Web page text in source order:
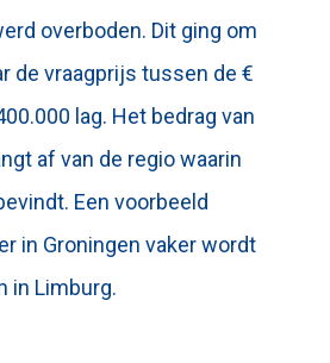
overboden. Dit ging om
de vraagprijs tussen de €
lag. Het bedrag van
af van de regio waarin
Een voorbeeld
in Groningen vaker wordt
in Limburg.